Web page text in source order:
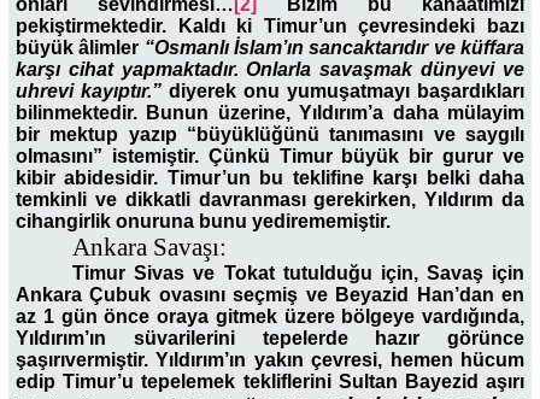
pekiştirmektedir. Kaldı ki Timur’un çevresindeki bazı
büyük âlimler “Osmanlı İslam’ın sancaktarıdır ve küffara
karşı cihat yapmaktadır. Onlarla savaşmak dünyevi ve
uhrevi kayıptır.” diyerek onu yumuşatmayı başardıkları
bilinmektedir. Bunun üzerine, Yıldırım’a daha mülayim
bir mektup yazıp “büyüklüğünü tanımasını ve saygılı
olmasını” istemiştir. Çünkü Timur büyük bir gurur ve
kibir abidesidir. Timur’un bu teklifine karşı belki daha
temkinli ve dikkatli davranması gerekirken, Yıldırım da
cihangirlik onuruna bunu yedirememiştir.
Ankara Savaşı:
Timur Sivas ve Tokat tutulduğu için, Savaş için
Ankara Çubuk ovasını seçmiş ve Beyazid Han’dan en
az 1 gün önce oraya gitmek üzere bölgeye vardığında,
Yıldırım’ın süvarilerini tepelerde hazır görünce
şaşırıvermiştir. Yıldırım’ın yakın çevresi, hemen hücum
edip Timur’u tepelemek tekliflerini Sultan Bayezid aşırı